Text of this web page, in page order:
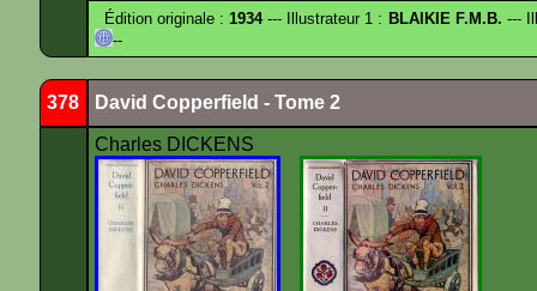
Édition originale :1934--- Illustrateur 1 : BLAIKIE F.M.B. ---
--
378 David Copperfield - Tome 2
Charles DICKENS